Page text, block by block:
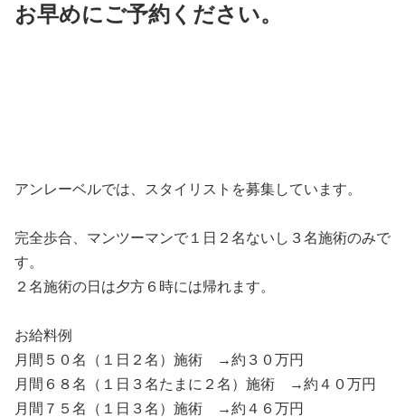
お早めにご予約ください。
アンレーベルでは、スタイリストを募集しています。
完全歩合、マンツーマンで１日２名ないし３名施術のみで
す。
２名施術の日は夕方６時には帰れます。
お給料例
月間５０名（１日２名）施術 →約３０万円
月間６８名（１日３名たまに２名）施術 →約４０万円
月間７５名（１日３名）施術 →約４６万円